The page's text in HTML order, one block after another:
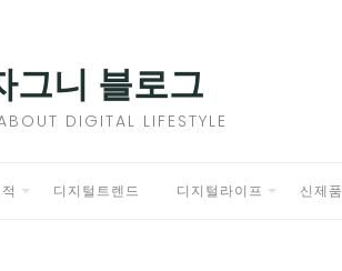
그니 블로그
DIGITAL LIFESTYLE
디지털트렌드 디지털라이프 신제품